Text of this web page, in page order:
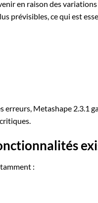
en raison des
prévisibles, ce qui est
erreurs, Metashape 2.3.1
: